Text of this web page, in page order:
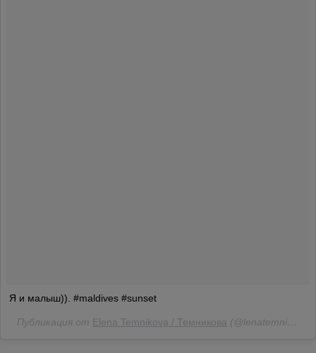
Я и малыш)). #maldives #sunset
Публикация от Elena Temnikova / Темникова (@lenatemnikovaofficial)